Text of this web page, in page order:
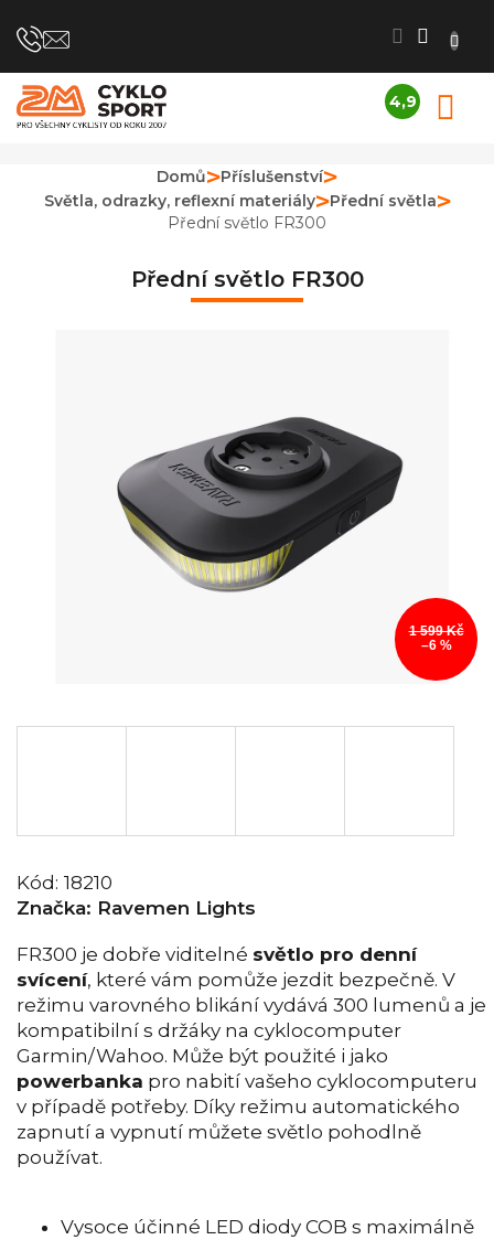
na
4,9
4,9
Domů
Příslušenství
Světla, odrazky, reflexní materiály
Přední světla
Přední světlo FR300
Přední světlo FR300
1 599 Kč
–6 %
Kód: 18210
Značka: Ravemen Lights
FR300 je dobře viditelné světlo pro denní
svícení, které vám pomůže jezdit bezpečně. V
režimu varovného blikání vydává 300 lumenů a je
kompatibilní s držáky na cyklocomputer
Garmin/Wahoo. Může být použité i jako
powerbanka pro nabití vašeho cyklocomputeru
v případě potřeby. Díky režimu automatického
zapnutí a vypnutí můžete světlo pohodlně
používat.
Vysoce účinné LED diody COB s maximálně